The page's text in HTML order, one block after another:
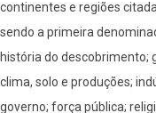
Asia
occidental
;
na
continentes e regiões
sendo a primeira
história do descobrimento;
clima, solo e produções;
governo; força pública;